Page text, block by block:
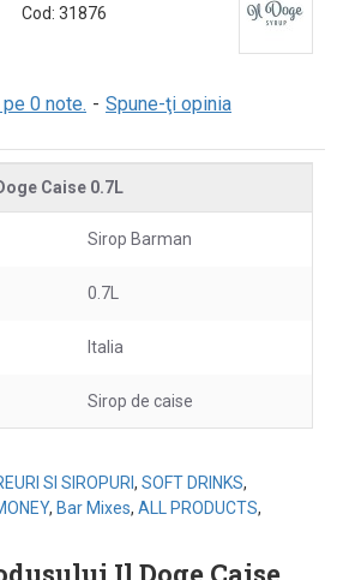
0 note. - Spune-ţi opinia
Cod: 31876
Caise 0.7L
Sirop Barman
0.7L
Italia
Sirop de caise
SI SIROPURI, SOFT DRINKS,
, Bar Mixes, ALL PRODUCTS,